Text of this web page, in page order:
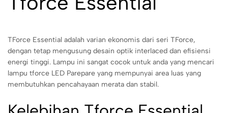
TForce Essential adalah varian ekonomis dari seri TForce,
dengan tetap mengusung desain optik interlaced dan efisiensi
energi tinggi. Lampu ini sangat cocok untuk anda yang mencari
lampu tforce LED Parepare yang mempunyai area luas yang
membutuhkan pencahayaan merata dan stabil.